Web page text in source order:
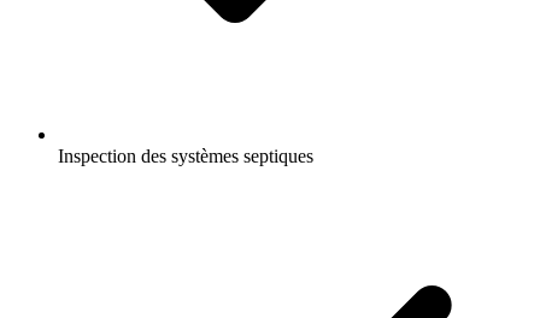
Inspection des systèmes septiques